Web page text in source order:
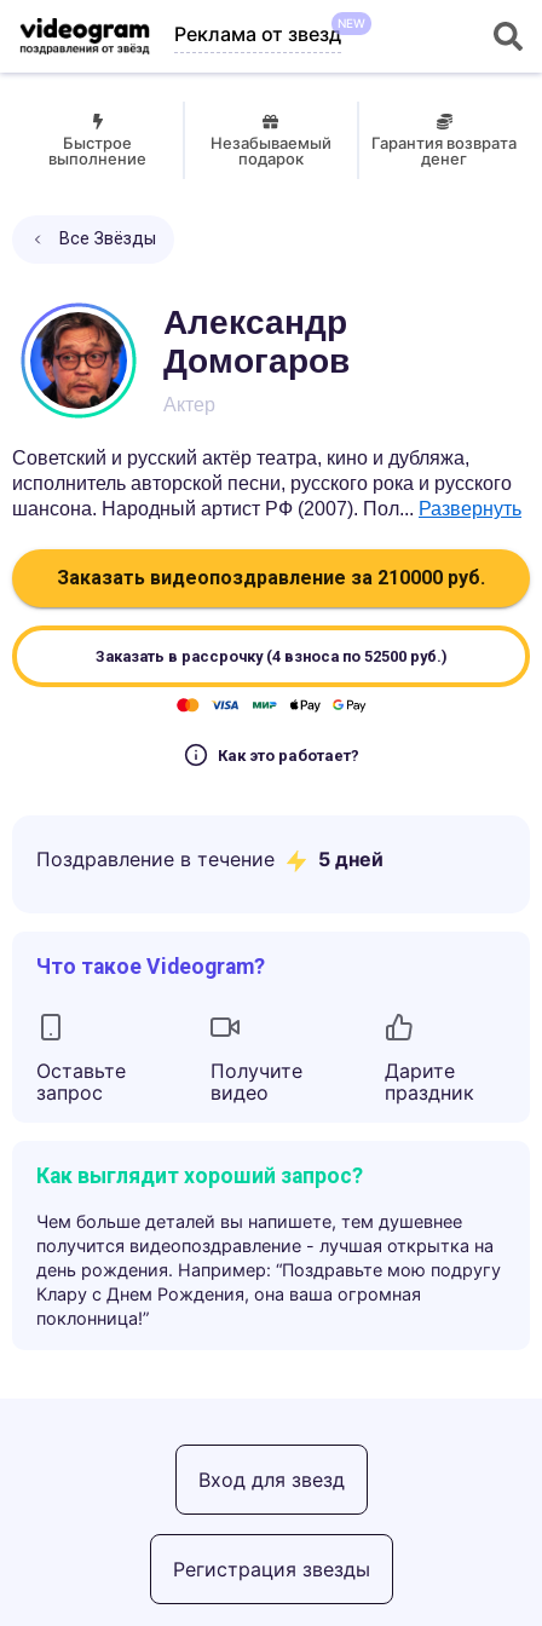
Реклама от звездNEW
Быстрое
выполнение
Незабываемый
подарок
Гарантия возврата
денег
Все Звёзды
Александр
Домогаров
Актер
Советский и русский актёр театра, кино и дубляжа,
исполнитель авторской песни, русского рока и русского
шансона. Народный артист РФ (2007). Пол... Развернуть
Заказать видеопоздравление за 210000 руб.
Заказать в рассрочку (4 взноса по 52500руб.)
Как это работает?
Поздравление в течение 5 дней
Что такое Videogram?
Оставьте
запрос
Получите
видео
Дарите
праздник
Как выглядит хороший запрос?
Чем больше деталей вы напишете, тем душевнее
получится видеопоздравление - лучшая открытка на
день рождения. Например: “Поздравьте мою подругу
Клару с Днем Рождения, она ваша огромная
поклонница!”
Регистрация звезды
Вход для звезд